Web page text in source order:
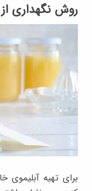
روش نگهداری از
برای تهیه آبلیموی